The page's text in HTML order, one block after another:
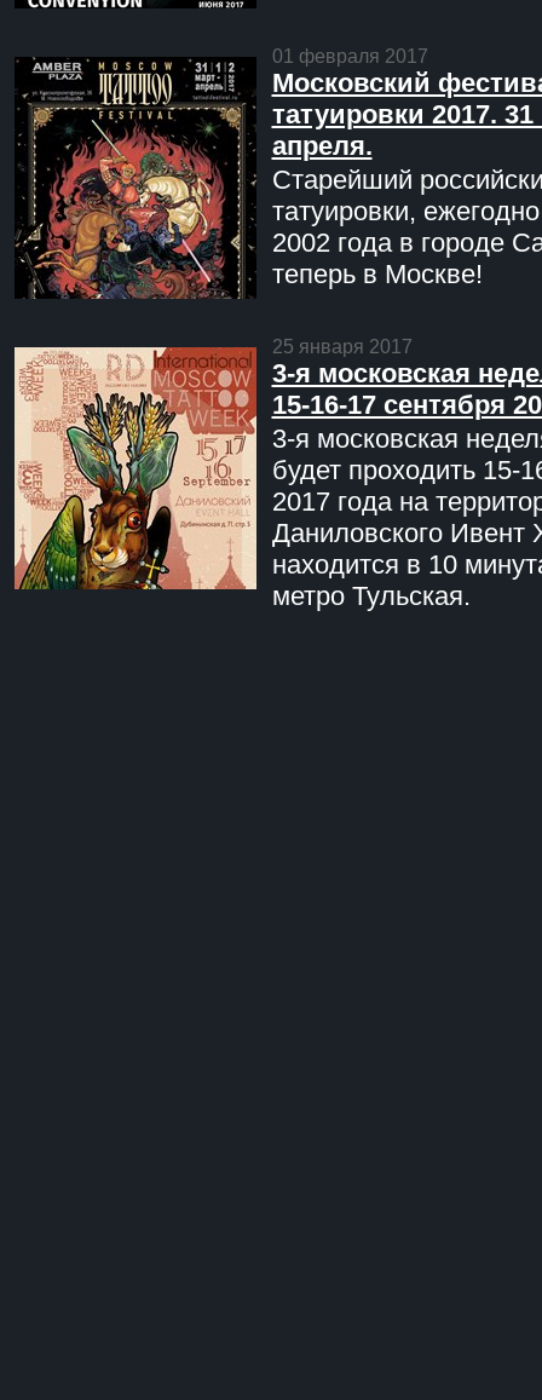
01 февраля 2017
Московский
татуировки 2017. 31
апреля.
Старейший
татуировки,
2002 года в городе
теперь в Москве!
25 января 2017
3-я московская
15-16-17 сентября
3-я московская
будет проходить 15-
2017 года на
Даниловского Ивент
находится в 10
метро Тульская.